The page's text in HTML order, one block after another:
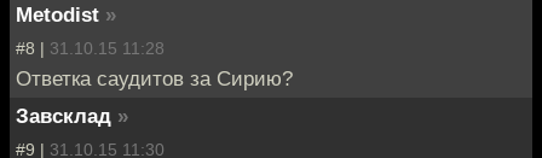
Metodist »
#8 | 31.10.15 11:28
Ответка саудитов за Сирию?
Завсклад »
#9 | 31.10.15 11:30